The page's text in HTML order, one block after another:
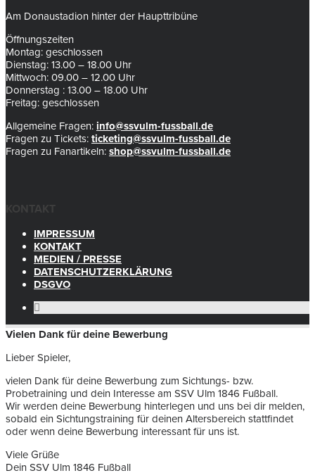
Am Donaustadion hinter der Haupttribüne
Öffnungszeiten
Montag: geschlossen
Dienstag: 13.00 – 18.00 Uhr
Mittwoch: 09.00 – 12.00 Uhr
Donnerstag : 13.00 – 18.00 Uhr
Freitag: geschlossen
Allgemeine Fragen: info@ssvulm-fussball.de
Fragen zu Tickets: ticketing@ssvulm-fussball.de
Fragen zu Fanartikeln: shop@ssvulm-fussball.de
KONTAKT
IMPRESSUM
KONTAKT
MEDIEN / PRESSE
DATENSCHUTZERKLÄRUNG
DSGVO
Vielen Dank für deine Bewerbung
Lieber Spieler,
vielen Dank für deine Bewerbung zum Sichtungs- bzw.
Probetraining und dein Interesse am SSV Ulm 1846 Fußball.
Wir werden deine Bewerbung hinterlegen und uns bei dir melden,
sobald ein Sichtungstraining für deinen Altersbereich stattfindet
oder wenn deine Bewerbung interessant für uns ist.
Viele Grüße
Dein SSV Ulm 1846 Fußball